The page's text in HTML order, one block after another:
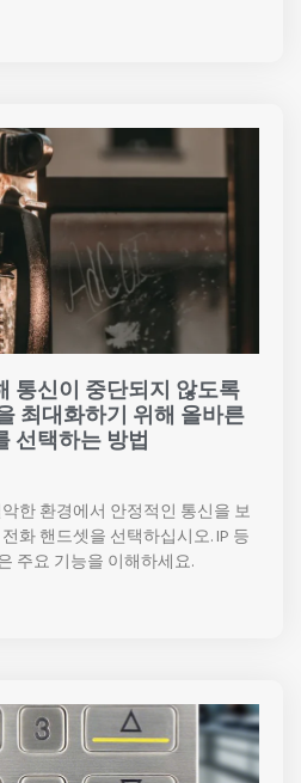
통신이 중단되지 않도록
최대화하기 위해 올바른
선택하는 방법
한 환경에서 안정적인 통신을 보
화 핸드셋을 선택하십시오. IP 등
주요 기능을 이해하세요.